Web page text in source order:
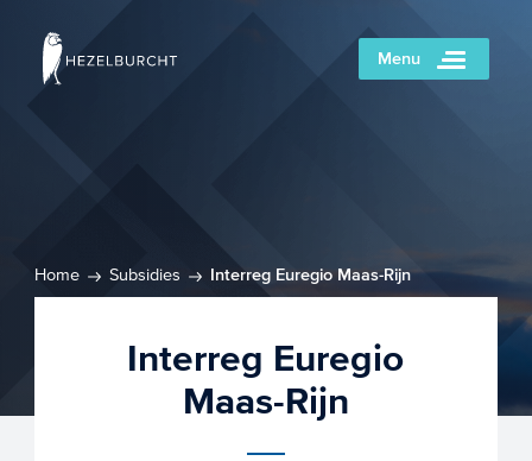
Menu
Home Subsidies Interreg Euregio Maas-Rijn
Interreg Euregio
Maas-Rijn